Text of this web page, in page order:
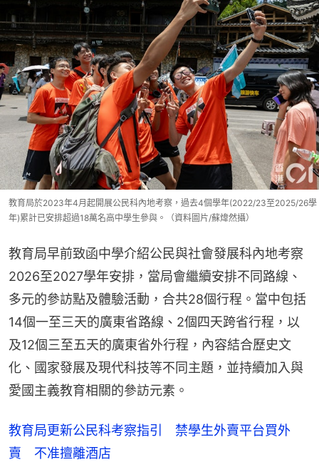
教育局於2023年4月起開展公民科內地考察，過去4個學年(2022/23至2025/26學
年)累計已安排超過18萬名高中學生參與。（資料圖片/蘇煒然攝）
教育局早前致函中學介紹公民與社會發展科內地考察
2026至2027學年安排，當局會繼續安排不同路線、
多元的參訪點及體驗活動，合共28個行程。當中包括
14個一至三天的廣東省路線、2個四天跨省行程，以
及12個三至五天的廣東省外行程，內容結合歷史文
化、國家發展及現代科技等不同主題，並持續加入與
愛國主義教育相關的參訪元素。
教育局更新公民科考察指引 禁學生外賣平台買外
賣 不准擅離酒店